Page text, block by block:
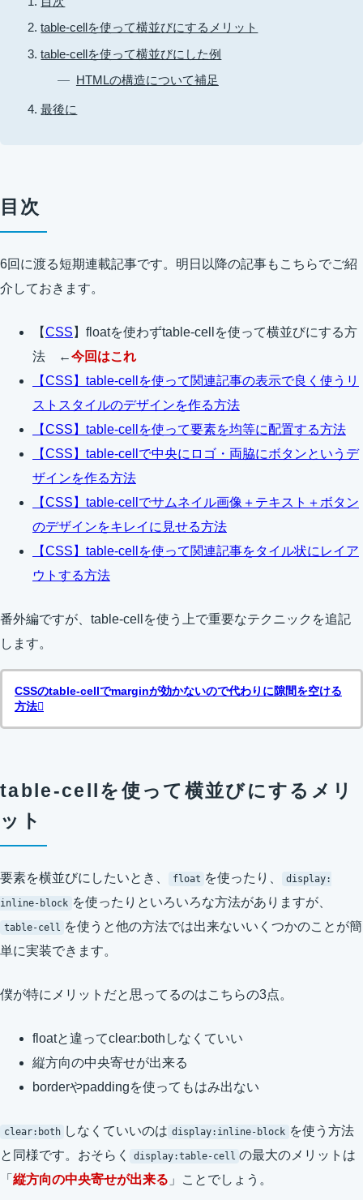
table-cellを使って横並びにするメリット
table-cellを使って横並びにした例
HTMLの構造について補足
最後に
目次
6回に渡る短期連載記事です。明日以降の記事もこちらでご紹
介しておきます。
【CSS 】floatを使わずtable-cellを使って横並びにする方
法 ←今回はこれ
【CSS】table-cellを使って関連記事の表示で良く使うリ
ストスタイルのデザインを作る方法
【CSS】table-cellを使って要素を均等に配置する方法
【CSS】table-cellで中央にロゴ・両脇にボタンというデ
ザインを作る方法
【CSS】table-cellでサムネイル画像＋テキスト＋ボタン
のデザインをキレイに見せる方法
【CSS】table-cellを使って関連記事をタイル状にレイア
ウトする方法
番外編ですが、table-cellを使う上で重要なテクニックを追記
します。
CSSのtable-cellでmarginが効かないので代わりに隙間を空ける
方法
table-cellを使って横並びにするメリ
ット
要素を横並びにしたいとき、 float を使ったり、 display:
inline-block を使ったりといろいろな方法がありますが、
table-cell
を使うと他の方法では出来ないいくつかのことが簡
単に実装できます。
僕が特にメリットだと思ってるのはこちらの3点。
floatと違ってclear:bothしなくていい
縦方向の中央寄せが出来る
borderやpaddingを使ってもはみ出ない
clear:both しなくていいのは display:inline-block を使う方法
と同様です。おそらく
display:table-cell の最大のメリットは
「 縦方向の中央寄せが出来る 」ことでしょう。